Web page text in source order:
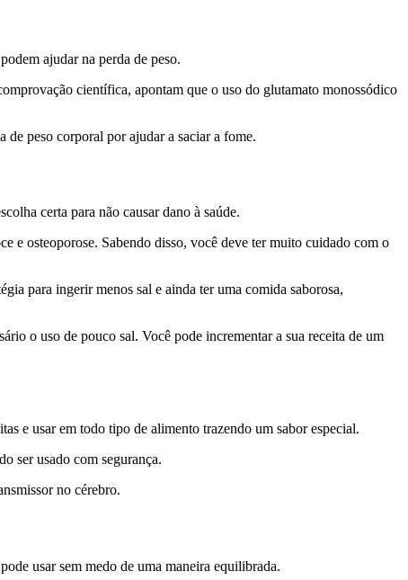
ajudar na perda de peso.
científica, apontam que o uso do glutamato monossódico
de peso corporal por ajudar a saciar a fome.
certa para não causar dano à saúde.
e osteoporose. Sabendo disso, você deve ter muito cuidado com o
para ingerir menos sal e ainda ter uma comida saborosa,
o uso de pouco sal. Você pode incrementar a sua receita de um
e usar em todo tipo de alimento trazendo um sabor especial.
ser usado com segurança.
no cérebro.
usar sem medo de uma maneira equilibrada.